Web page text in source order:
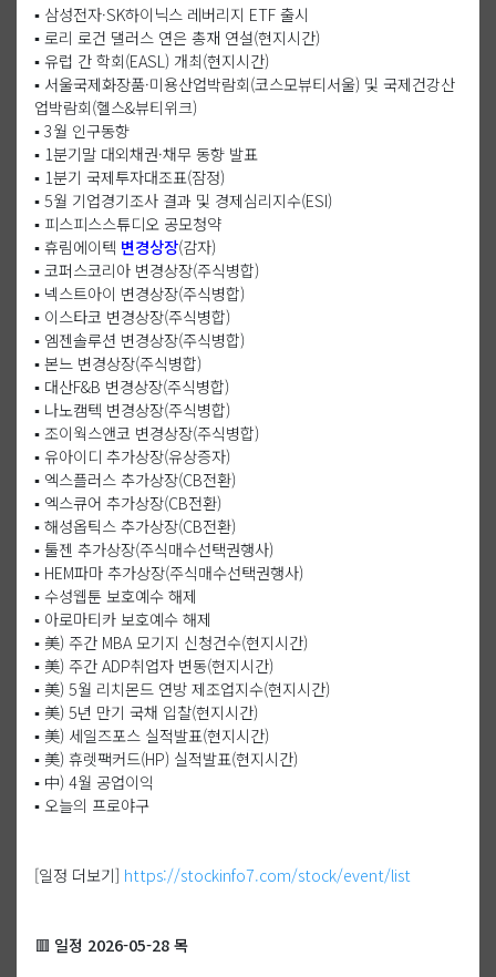
▪️ 삼성전자·SK하이닉스 레버리지 ETF 출시
▪️ 로리 로건 댈러스 연은 총재 연설(현지시간)
▪️ 유럽 간 학회(EASL) 개최(현지시간)
▪️ 서울국제화장품·미용산업박람회(코스모뷰티서울) 및 국제건강산
업박람회(헬스&뷰티위크)
▪️ 3월 인구동향
▪️ 1분기말 대외채권·채무 동향 발표
▪️ 1분기 국제투자대조표(잠정)
▪️ 5월 기업경기조사 결과 및 경제심리지수(ESI)
▪️ 피스피스스튜디오 공모청약
▪️ 휴림에이텍 변경상장(감자)
▪️ 코퍼스코리아 변경상장(주식병합)
▪️ 넥스트아이 변경상장(주식병합)
▪️ 이스타코 변경상장(주식병합)
▪️ 엠젠솔루션 변경상장(주식병합)
▪️ 본느 변경상장(주식병합)
▪️ 대산F&B 변경상장(주식병합)
▪️ 나노캠텍 변경상장(주식병합)
▪️ 조이웍스앤코 변경상장(주식병합)
▪️ 유아이디 추가상장(유상증자)
▪️ 엑스플러스 추가상장(CB전환)
▪️ 엑스큐어 추가상장(CB전환)
▪️ 해성옵틱스 추가상장(CB전환)
▪️ 툴젠 추가상장(주식매수선택권행사)
▪️ HEM파마 추가상장(주식매수선택권행사)
▪️ 수성웹툰 보호예수 해제
▪️ 아로마티카 보호예수 해제
▪️ 美) 주간 MBA 모기지 신청건수(현지시간)
▪️ 美) 주간 ADP취업자 변동(현지시간)
▪️ 美) 5월 리치몬드 연방 제조업지수(현지시간)
▪️ 美) 5년 만기 국채 입찰(현지시간)
▪️ 美) 세일즈포스 실적발표(현지시간)
▪️ 美) 휴렛팩커드(HP) 실적발표(현지시간)
▪️ 中) 4월 공업이익
▪️ 오늘의 프로야구
[일정 더보기] https://stockinfo7.com/stock/event/list
🟥 일정 2026-05-28 목